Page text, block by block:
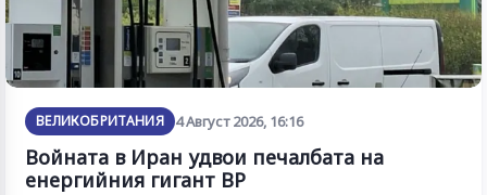
ВЕЛИКОБРИТАНИЯ 4 Август 2026, 16:16
Войната в Иран удвои печалбата на
енергийния гигант BP